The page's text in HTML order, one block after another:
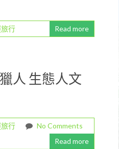
行 Read more
人 生態人文
行
No Comments
Read more